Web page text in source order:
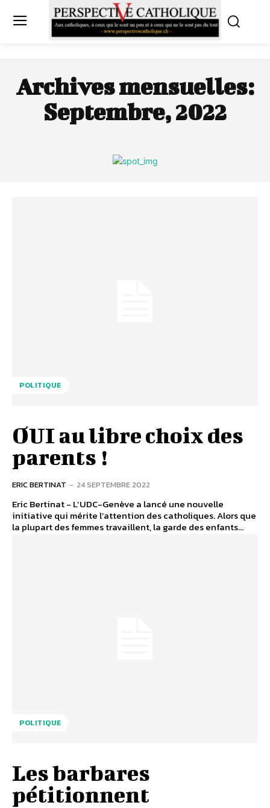
Archives mensuelles:
Septembre, 2022
POLITIQUE
OUI au libre choix des
parents !
ERIC BERTINAT - 24 SEPTEMBRE 2022
Eric Bertinat - L’UDC-Genève a lancé une nouvelle
initiative qui mérite l’attention des catholiques. Alors que
la plupart des femmes travaillent, la garde des enfants...
POLITIQUE
Les barbares
pétitionnent